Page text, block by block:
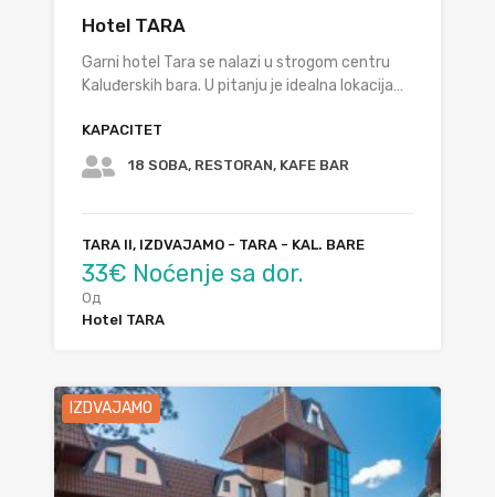
Hotel TARA
Garni hotel Tara se nalazi u strogom centru
Kaluđerskih bara. U pitanju je idealna lokacija…
KAPACITET
18 SOBA, RESTORAN, KAFE BAR
TARA II, IZDVAJAMO - TARA - KAL. BARE
33€ Noćenje sa dor.
Од
Hotel TARA
IZDVAJAMO